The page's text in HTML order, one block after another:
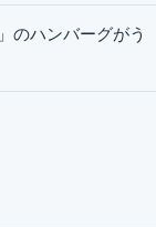
のハンバーグがう